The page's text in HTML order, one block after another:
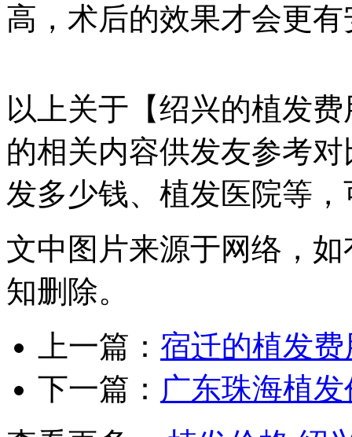
高，术后的效果才会更
以上关于【绍兴的植发
的相关内容供发友参考
发多少钱、植发医院等
文中图片来源于网络，如
知删除。
上一篇： 宿迁的植发
下一篇： 广东珠海植